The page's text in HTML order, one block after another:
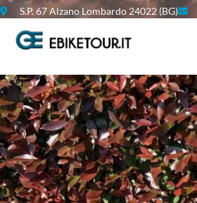
S.P. 67 Alzano Lombardo 24022 (BG)